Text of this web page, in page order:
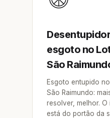
esgoto no
São
Esgoto entupido
São Raimundo:
resolver, melhor.
está do portão da